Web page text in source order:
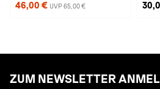
46,00 € UVP 65,00 €
ZUM NEWSLETTER